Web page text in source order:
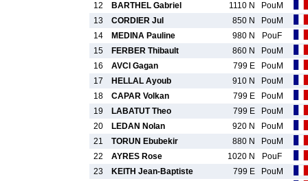
12
BARTHEL Gabriel 1110 N
PouM
13
CORDIER Jul 850 N
PouM
14
MEDINA Pauline 980 N
PouF
15
FERBER Thibault 860 N
PouM
16
AVCI Gagan 799 E
PouM
17
HELLAL Ayoub 910 N
PouM
18
CAPAR Volkan 799 E
PouM
19
LABATUT Theo 799 E
PouM
20
LEDAN Nolan 920 N
PouM
21
TORUN Ebubekir 880 N
PouM
22
AYRES Rose 1020 N
PouF
23
KEITH Jean-Baptiste 799 E
PouM